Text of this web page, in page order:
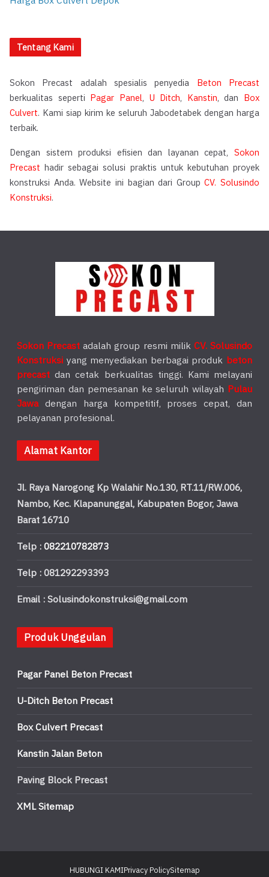
Tentang Kami
Sokon Precast adalah spesialis penyedia Beton Precast
berkualitas seperti Pagar Panel, U Ditch, Kanstin, dan Box
Culvert. Kami siap kirim ke seluruh Jabodetabek dengan harga
terbaik.
Dengan sistem produksi efisien dan layanan cepat, Sokon
Precast hadir sebagai solusi praktis untuk kebutuhan proyek
konstruksi Anda. Website ini bagian dari GroupCV. Solusindo
Konstruksi.
Sokon Precast adalah group resmi milik CV. Solusindo
Konstruksi yang menyediakan berbagai produk beton
precast dan cetak berkualitas tinggi. Kami melayani
pengiriman dan pemesanan ke seluruh wilayah Pulau
Jawadengan harga kompetitif, proses cepat, dan
pelayanan profesional.
Alamat Kantor
Jl. Raya Narogong Kp Walahir No.130, RT.11/RW.006,
Nambo, Kec. Klapanunggal, Kabupaten Bogor, Jawa
Barat 16710
Telp :082210782873
Telp : 081292293393
Email : Solusindokonstruksi@gmail.com
Produk Unggulan
Pagar Panel Beton Precast
U-Ditch Beton Precast
Box Culvert Precast
Kanstin Jalan Beton
Paving Block Precast
XML Sitemap
HUBUNGI KAMIPrivacy PolicySitemap